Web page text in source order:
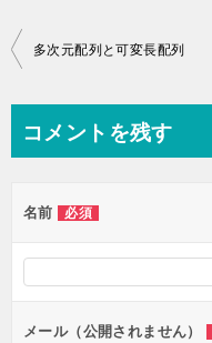
投
ビ
ー
シ
ン
多次元配列と可変長配列
コメントを残す
名前 必須
メール（公開されません）